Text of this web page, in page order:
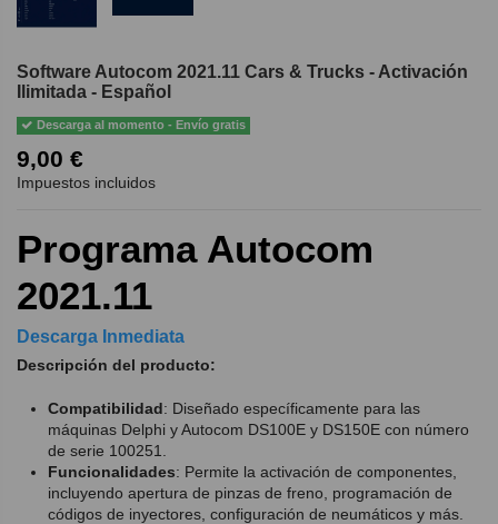
Software Autocom 2021.11 Cars & Trucks - Activación
Ilimitada - Español
Descarga al momento - Envío gratis
9,00 €
Impuestos incluidos
Programa Autocom
2021.11
Descarga Inmediata
Descripción del producto:
Compatibilidad: Diseñado específicamente para las
máquinas Delphi y Autocom DS100E y DS150E con número
de serie 100251.
Funcionalidades: Permite la activación de componentes,
incluyendo apertura de pinzas de freno, programación de
códigos de inyectores, configuración de neumáticos y más.